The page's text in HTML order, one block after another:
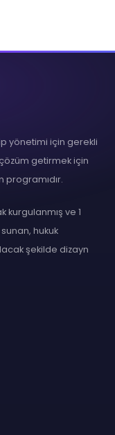
yönetimi için gerekli
getirmek için
programıdır.
kurgulanmış ve 1
hukuk
şekilde dizayn